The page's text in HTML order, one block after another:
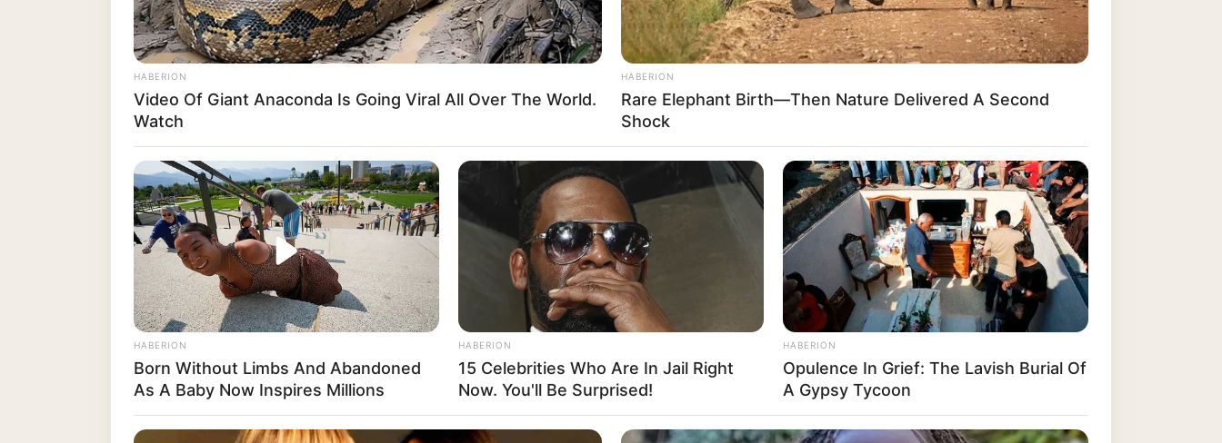
HABERION
Video Of Giant Anaconda Is Going Viral All Over The World.
Watch
HABERION
Rare Elephant Birth—Then Nature Delivered A Second
Shock
HABERION
Born Without Limbs And Abandoned
As A Baby Now Inspires Millions
HABERION
15 Celebrities Who Are In Jail Right
Now. You'll Be Surprised!
HABERION
Opulence In Grief: The Lavish Burial Of
A Gypsy Tycoon